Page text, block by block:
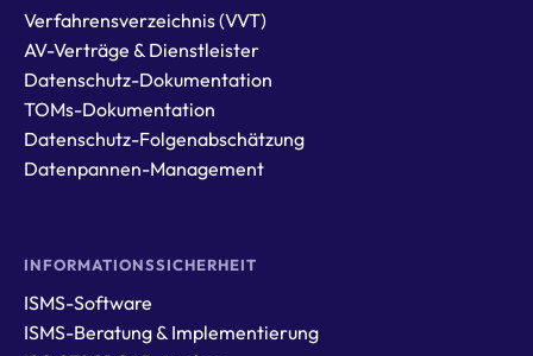
Verfahrensverzeichnis (VVT)
AV-Verträge & Dienstleister
Datenschutz-Dokumentation
TOMs-Dokumentation
Datenschutz-Folgenabschätzung
Datenpannen-Management
INFORMATIONSSICHERHEIT
ISMS-Software
ISMS-Beratung & Implementierung